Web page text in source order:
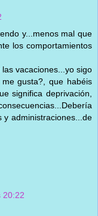
y...menos mal que
los comportamientos
vacaciones...yo sigo
gusta?, que habéis
significa deprivación,
y administraciones...de
20:22